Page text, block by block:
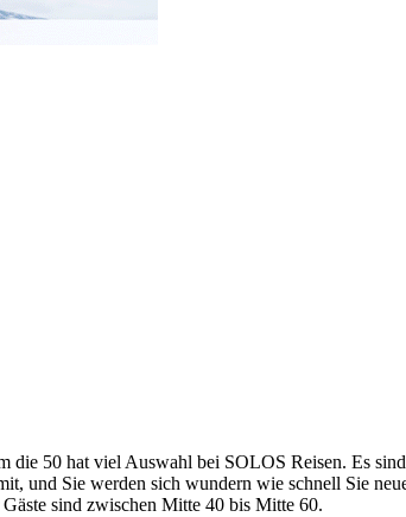
50 hat viel Auswahl bei SOLOS Reisen. Es
und Sie werden sich wundern wie schnell Sie
sind zwischen Mitte 40 bis Mitte 60.